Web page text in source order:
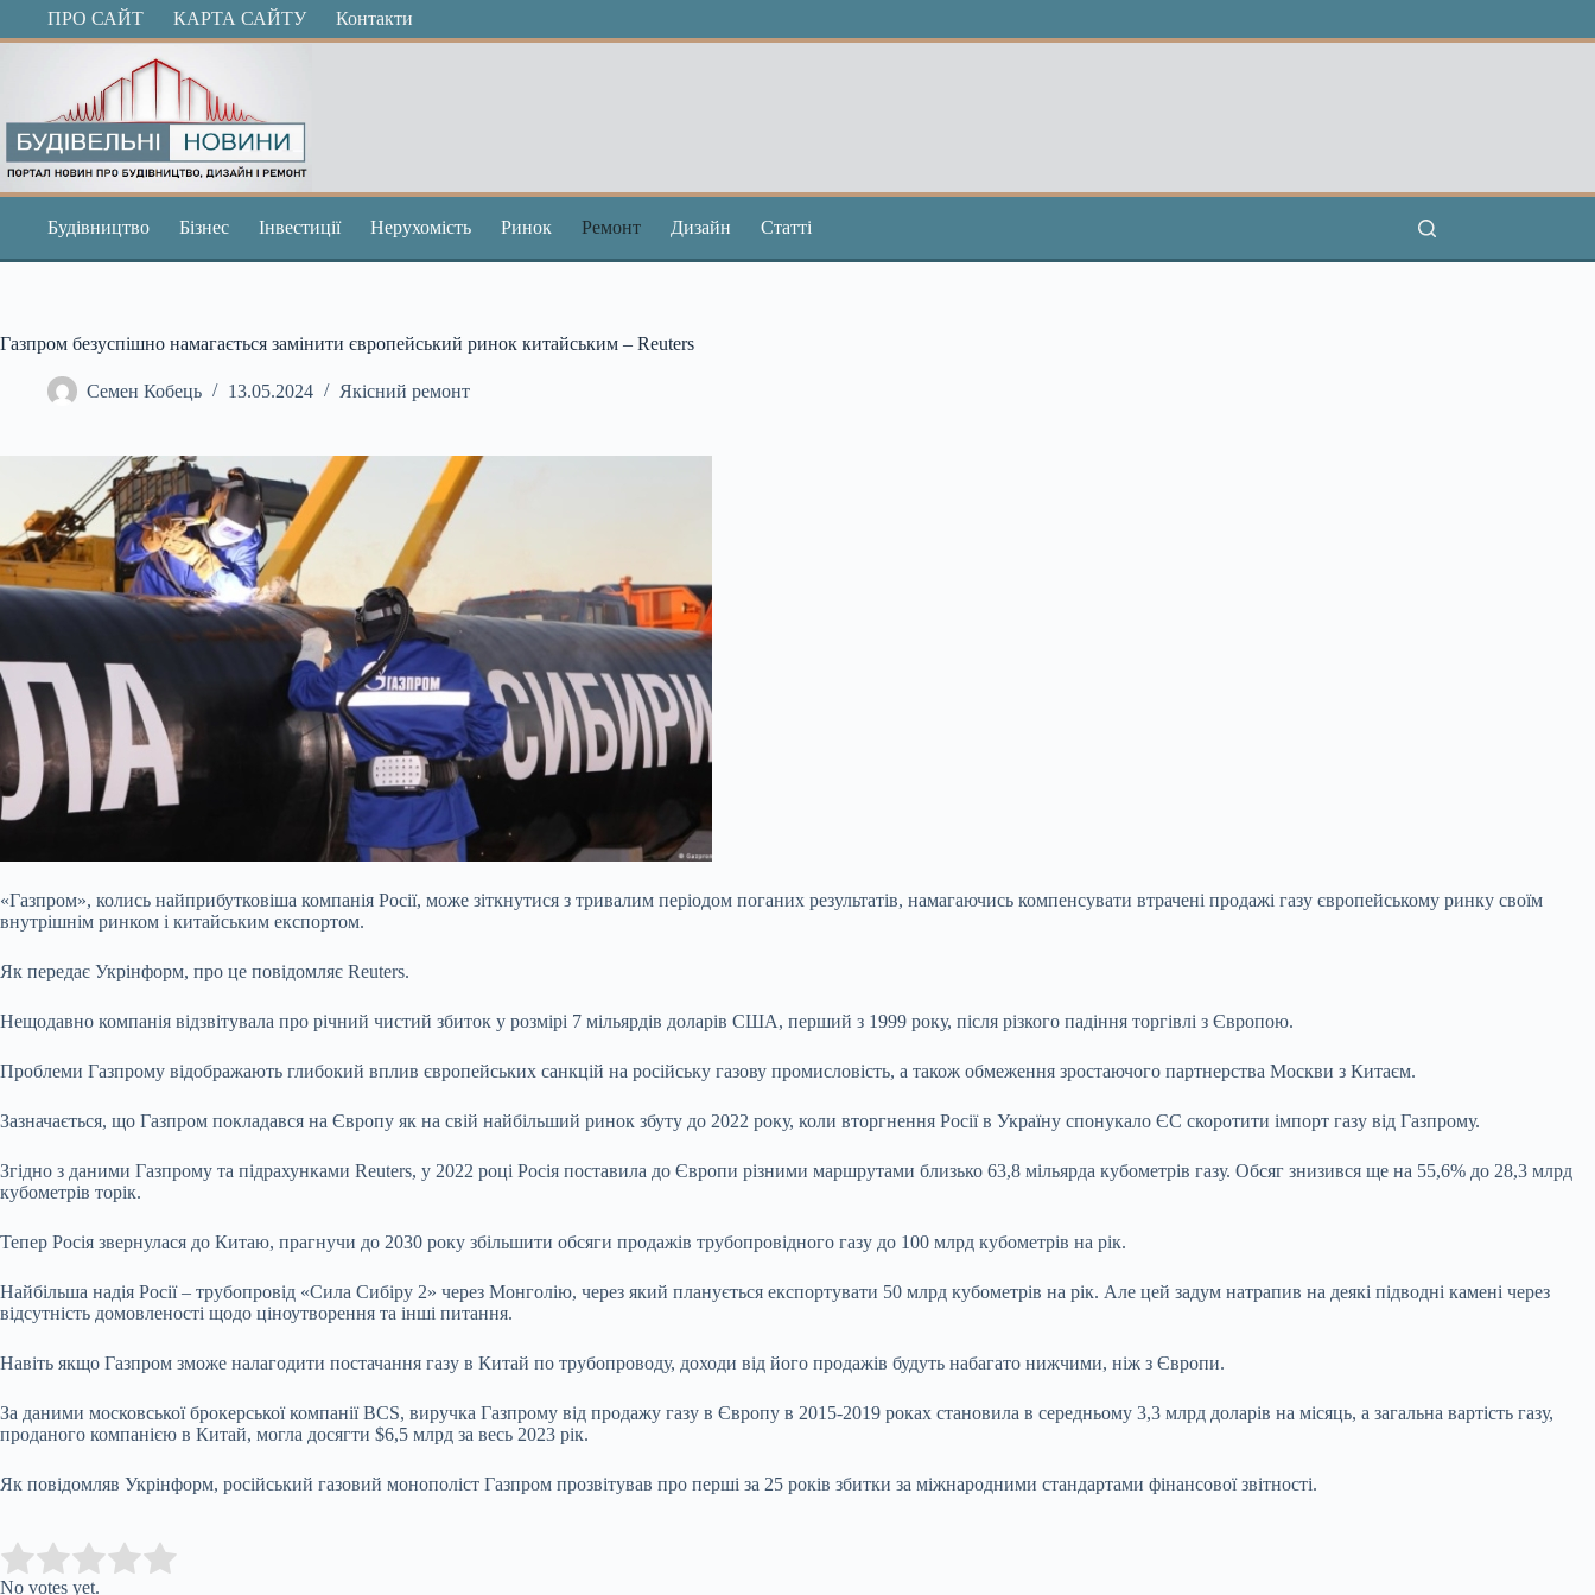
ПерейтиПРО САЙТ КАРТА САЙТУ Контакти
Будівництво Бізнес Інвестиції Нерухомість Ринок Ремонт Дизайн Статті
Газпром безуспішно намагається замінити європейський ринок китайським – Reuters
Семен Кобець 13.05.2024 Якісний ремонт
«Газпром», колись найприбутковіша компанія Росії, може зіткнутися з тривалим періодом поганих результатів, намагаючись компенсувати втрачені продажі газу європейському ринку своїм
внутрішнім ринком і китайським експортом.
Як передає Укрінформ, про це повідомляє Reuters.
Нещодавно компанія відзвітувала про річний чистий збиток у розмірі 7 мільярдів доларів США, перший з 1999 року, після різкого падіння торгівлі з Європою.
Проблеми Газпрому відображають глибокий вплив європейських санкцій на російську газову промисловість, а також обмеження зростаючого партнерства Москви з Китаєм.
Зазначається, що Газпром покладався на Європу як на свій найбільший ринок збуту до 2022 року, коли вторгнення Росії в Україну спонукало ЄС скоротити імпорт газу від Газпрому.
Згідно з даними Газпрому та підрахунками Reuters, у 2022 році Росія поставила до Європи різними маршрутами близько 63,8 мільярда кубометрів газу. Обсяг знизився ще на 55,6% до 28,3 млрд
кубометрів торік.
Тепер Росія звернулася до Китаю, прагнучи до 2030 року збільшити обсяги продажів трубопровідного газу до 100 млрд кубометрів на рік.
Найбільша надія Росії – трубопровід «Сила Сибіру 2» через Монголію, через який планується експортувати 50 млрд кубометрів на рік. Але цей задум натрапив на деякі підводні камені через
відсутність домовленості щодо ціноутворення та інші питання.
Навіть якщо Газпром зможе налагодити постачання газу в Китай по трубопроводу, доходи від його продажів будуть набагато нижчими, ніж з Європи.
За даними московської брокерської компанії BCS, виручка Газпрому від продажу газу в Європу в 2015-2019 роках становила в середньому 3,3 млрд доларів на місяць, а загальна вартість газу,
проданого компанією в Китай, могла досягти $6,5 млрд за весь 2023 рік.
Як повідомляв Укрінформ, російський газовий монополіст Газпром прозвітував про перші за 25 років збитки за міжнародними стандартами фінансової звітності.
Rate this item:
No votes yet.